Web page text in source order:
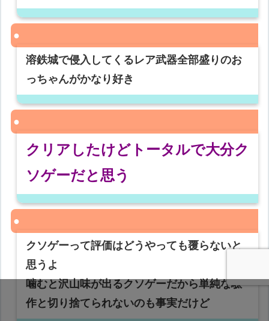
溶鉄城で侵入してくるレア武器全部盛りのお
っちゃんがかなり好き
クリアしたけどトータルで大分ク
ソゲーだと思う
クソゲーって評価はどうやっても覆らないと
思うよ
噛むと沢山味が出るクソゲーだから単純な駄
作と切り捨てられないのも事実だけど